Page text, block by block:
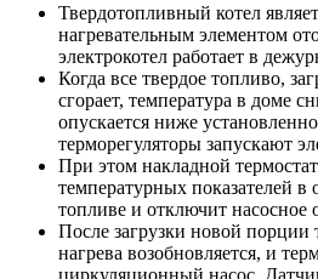
Твердотопливный котел
нагревательным элементом
электрокотел работает в
Когда все твердое топливо,
сгорает, температура в доме
опускается ниже
терморегуляторы запускают
При этом накладной
температурных показателей в
топливе и отключит насосное
После загрузки новой порции
нагрева возобновляется, и
циркуляционный насос.